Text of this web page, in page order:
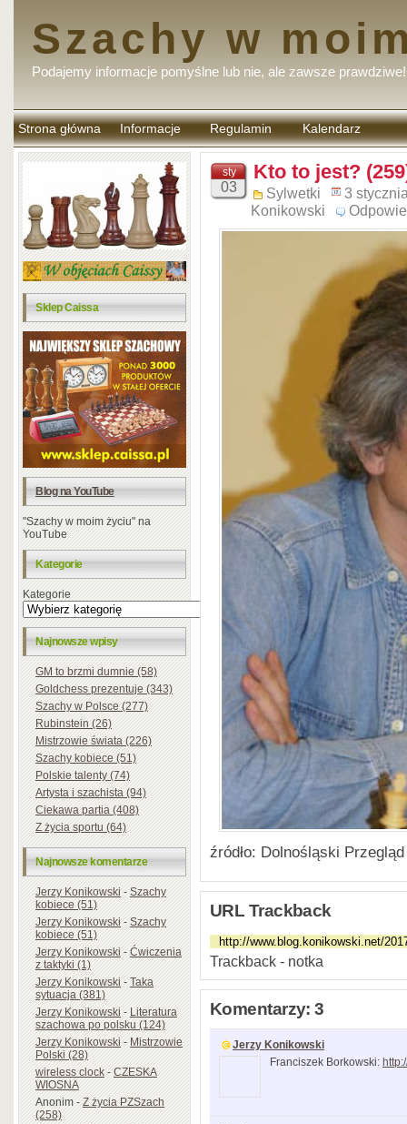
Szachy w
Podajemy informacje pomyślne lub nie, ale zawsze prawdziwe!
Strona główna Informacje Regulamin
komentarzy
Kalendarz
Sklep Caissa
Blog na YouTube
"Szachy w moim życiu" na
YouTube
Kategorie
Kategorie
Najnowsze wpisy
GM to brzmi dumnie (58)
Goldchess prezentuje (343)
Szachy w Polsce (277)
Rubinstein (26)
Mistrzowie świata (226)
Szachy kobiece (51)
Polskie talenty (74)
Artysta i szachista (94)
Ciekawa partia (408)
Z życia sportu (64)
Najnowsze komentarze
Jerzy Konikowski-Szachy
kobiece (51)
Jerzy Konikowski-Szachy
kobiece (51)
Jerzy Konikowski-Ćwiczenia
z taktyki (1)
Jerzy Konikowski-Taka
sytuacja (381)
Jerzy Konikowski-Literatura
szachowa po polsku (124)
Jerzy Konikowski-Mistrzowie
Polski (28)
wireless clock-CZESKA
WIOSNA
Anonim-Z życia PZSzach
(258)
sty
03
Kto to jest?
Sylwetki
3
Konikowski
źródło: Dolnośląski
URL Trackback
Trackback - notka
Komentarzy: 3
Jerzy Konikowski
Franciszek Borkowski: